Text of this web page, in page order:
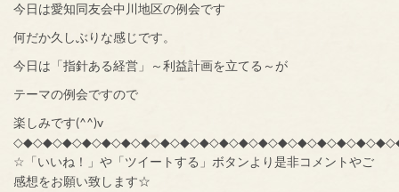
今日は愛知同友会中川地区の例会です
何だか久しぶりな感じです。
今日は「指針ある経営」～利益計画を立てる～が
テーマの例会ですので
楽しみです(^^)v
☆「いいね！」や「ツイートする」ボタンより是非コメントやご
感想をお願い致します☆